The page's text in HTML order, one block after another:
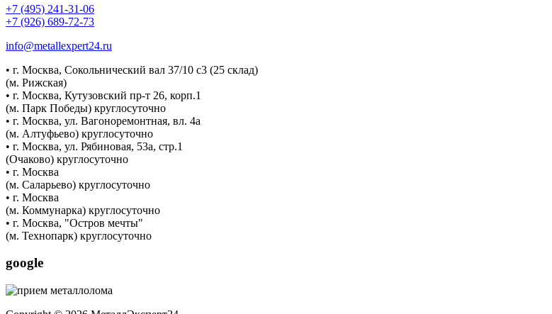
+7 (495) 241-31-06
+7 (926) 689-72-73
info@metallexpert24.ru
• г. Москва, Сокольнический вал 37/10 с3 (25 склад)
(м. Рижская)
• г. Москва, Кутузовский пр-т 26, корп.1
(м. Парк Победы) круглосуточно
• г. Москва, ул. Вагоноремонтная, вл. 4а
(м. Алтуфьево) круглосуточно
• г. Москва, ул. Рябиновая, 53а, стр.1
(Очаково) круглосуточно
• г. Москва
(м. Саларьево) круглосуточно
• г. Москва
(м. Коммунарка) круглосуточно
• г. Москва, "Остров мечты"
(м. Технопарк) круглосуточно
google